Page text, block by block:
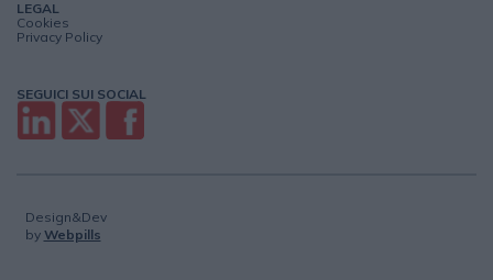
LEGAL
Cookies
Privacy Policy
SEGUICI SUI SOCIAL
Design&Dev
by Webpills